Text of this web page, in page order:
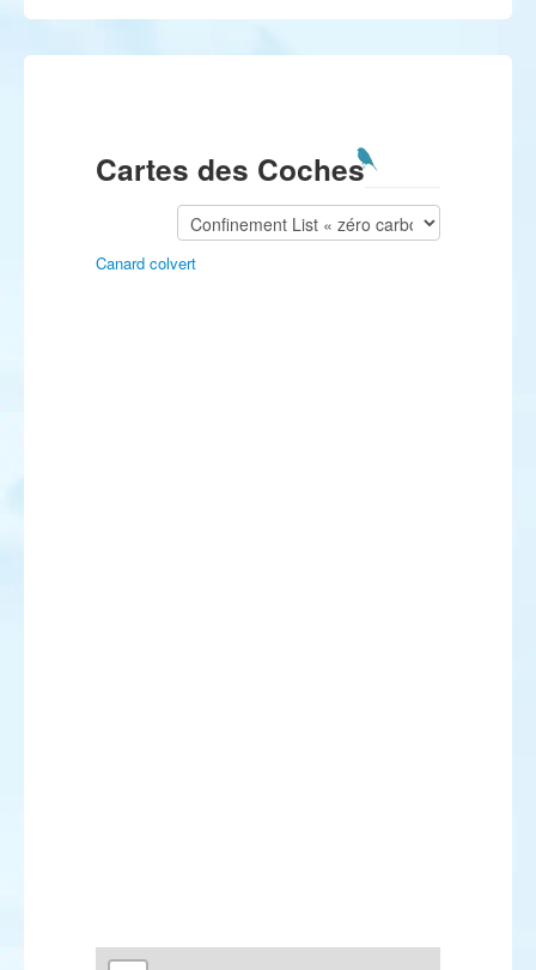
Cartes des Coches
Canard colvert